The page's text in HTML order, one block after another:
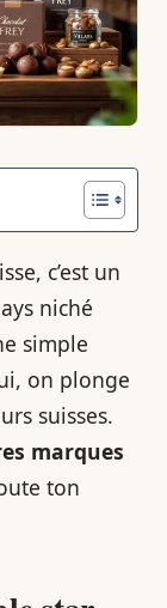
c’est un
niché
simple
on plonge
suisses.
marques
ton